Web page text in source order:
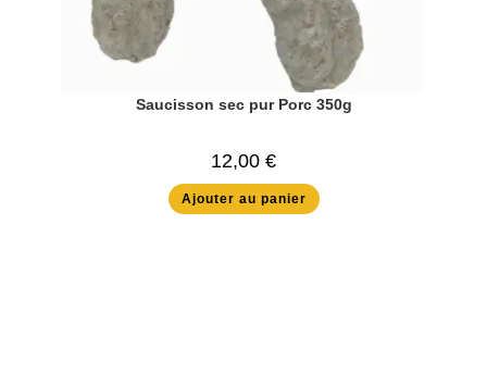
Saucisson sec pur Porc 350g
12,00 €
Ajouter au panier